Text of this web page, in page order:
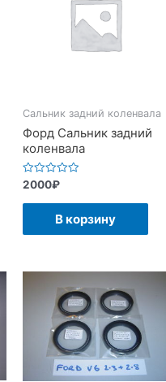
Сальник задний коленвала
Форд Сальник задний
коленвала
Оценка
из
2000₽
В корзину